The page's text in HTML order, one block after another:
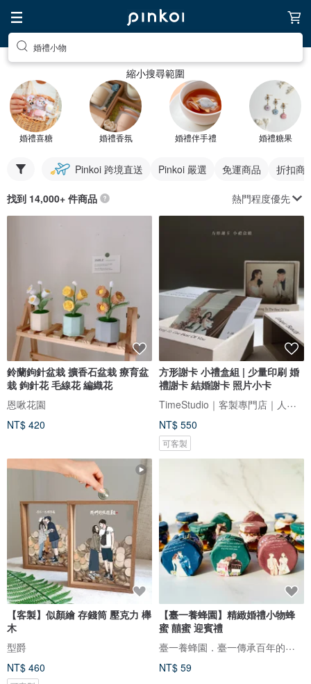
婚禮小物
縮小搜尋範圍
婚禮喜糖 婚禮香氛 婚禮伴手禮 婚禮糖果
Pinkoi 跨境直送 Pinkoi 嚴選 免運商品 折扣商
找到 14,000+ 件商品 熱門程度優先
鈴蘭鉤針盆栽 擴香石盆栽 療育盆
栽 鉤針花 毛線花 編織花
恩啾花園
NT$ 420
方形謝卡 小禮盒組 | 少量印刷 婚
禮謝卡 結婚謝卡 照片小卡
TimeStudio｜客製專門店｜人生大事事務所
NT$ 550
可客製
【客製】似顏繪 存錢筒 壓克力 櫸
木
型爵
NT$ 460
【臺一養蜂園】精緻婚禮小物蜂
蜜 囍蜜 迎賓禮
臺一養蜂園．臺一傳承百年的甜蜜
NT$ 59